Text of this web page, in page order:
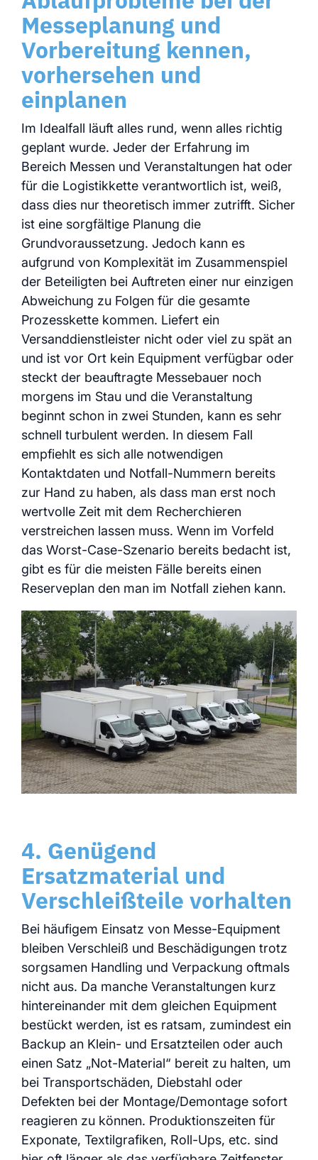
Messeplanung und
Vorbereitung kennen,
vorhersehen und
einplanen
Im Idealfall läuft alles rund, wenn alles richtig
geplant wurde. Jeder der Erfahrung im
Bereich Messen und Veranstaltungen hat oder
für die Logistikkette verantwortlich ist, weiß,
dass dies nur theoretisch immer zutrifft. Sicher
ist eine sorgfältige Planung die
Grundvoraussetzung. Jedoch kann es
aufgrund von Komplexität im Zusammenspiel
der Beteiligten bei Auftreten einer nur einzigen
Abweichung zu Folgen für die gesamte
Prozesskette kommen. Liefert ein
Versanddienstleister nicht oder viel zu spät an
und ist vor Ort kein Equipment verfügbar oder
steckt der beauftragte Messebauer noch
morgens im Stau und die Veranstaltung
beginnt schon in zwei Stunden, kann es sehr
schnell turbulent werden. In diesem Fall
empfiehlt es sich alle notwendigen
Kontaktdaten und Notfall-Nummern bereits
zur Hand zu haben, als dass man erst noch
wertvolle Zeit mit dem Recherchieren
verstreichen lassen muss. Wenn im Vorfeld
das Worst-Case-Szenario bereits bedacht ist,
gibt es für die meisten Fälle bereits einen
Reserveplan den man im Notfall ziehen kann.
4. Genügend
Ersatzmaterial und
Verschleißteile vorhalten
Bei häufigem Einsatz von Messe-Equipment
bleiben Verschleiß und Beschädigungen trotz
sorgsamen Handling und Verpackung oftmals
nicht aus. Da manche Veranstaltungen kurz
hintereinander mit dem gleichen Equipment
bestückt werden, ist es ratsam, zumindest ein
Backup an Klein- und Ersatzteilen oder auch
einen Satz „Not-Material“ bereit zu halten, um
bei Transportschäden, Diebstahl oder
Defekten bei der Montage/Demontage sofort
reagieren zu können. Produktionszeiten für
Exponate, Textilgrafiken, Roll-Ups, etc. sind